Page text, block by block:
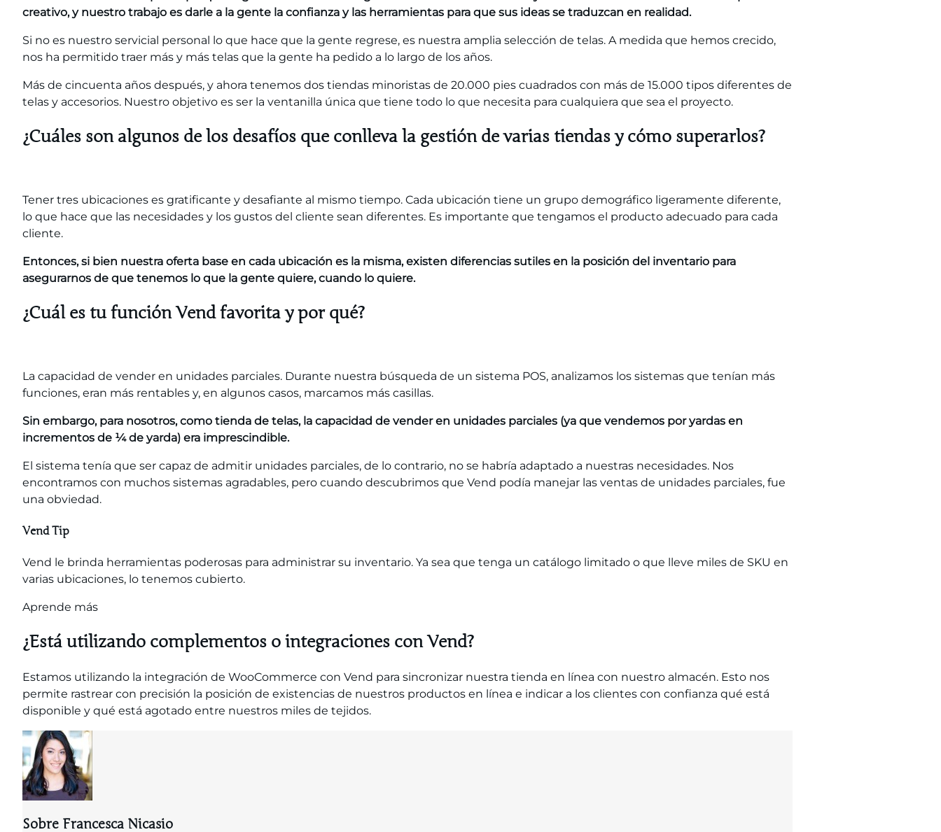
creativo, y nuestro trabajo es darle a la gente la confianza y las herramientas para que sus ideas se traduzcan en realidad.
Si no es nuestro servicial personal lo que hace que la gente regrese, es nuestra amplia selección de telas. A medida que hemos crecido,
nos ha permitido traer más y más telas que la gente ha pedido a lo largo de los años.
Más de cincuenta años después, y ahora tenemos dos tiendas minoristas de 20.000 pies cuadrados con más de 15.000 tipos diferentes de
telas y accesorios. Nuestro objetivo es ser la ventanilla única que tiene todo lo que necesita para cualquiera que sea el proyecto.
¿Cuáles son algunos de los desafíos que conlleva la gestión de varias tiendas y cómo superarlos?
Tener tres ubicaciones es gratificante y desafiante al mismo tiempo. Cada ubicación tiene un grupo demográfico ligeramente diferente,
lo que hace que las necesidades y los gustos del cliente sean diferentes. Es importante que tengamos el producto adecuado para cada
cliente.
Entonces, si bien nuestra oferta base en cada ubicación es la misma, existen diferencias sutiles en la posición del inventario para
asegurarnos de que tenemos lo que la gente quiere, cuando lo quiere.
¿Cuál es tu función Vend favorita y por qué?
La capacidad de vender en unidades parciales. Durante nuestra búsqueda de un sistema POS, analizamos los sistemas que tenían más
funciones, eran más rentables y, en algunos casos, marcamos más casillas.
Sin embargo, para nosotros, como tienda de telas, la capacidad de vender en unidades parciales (ya que vendemos por yardas en
incrementos de ¼ de yarda) era imprescindible.
El sistema tenía que ser capaz de admitir unidades parciales, de lo contrario, no se habría adaptado a nuestras necesidades. Nos
encontramos con muchos sistemas agradables, pero cuando descubrimos que Vend podía manejar las ventas de unidades parciales, fue
una obviedad.
Vend Tip
Vend le brinda herramientas poderosas para administrar su inventario. Ya sea que tenga un catálogo limitado o que lleve miles de SKU en
varias ubicaciones, lo tenemos cubierto.
Aprende más
¿Está utilizando complementos o integraciones con Vend?
Estamos utilizando la integración de WooCommerce con Vend para sincronizar nuestra tienda en línea con nuestro almacén. Esto nos
permite rastrear con precisión la posición de existencias de nuestros productos en línea e indicar a los clientes con confianza qué está
disponible y qué está agotado entre nuestros miles de tejidos.
Sobre Francesca Nicasio